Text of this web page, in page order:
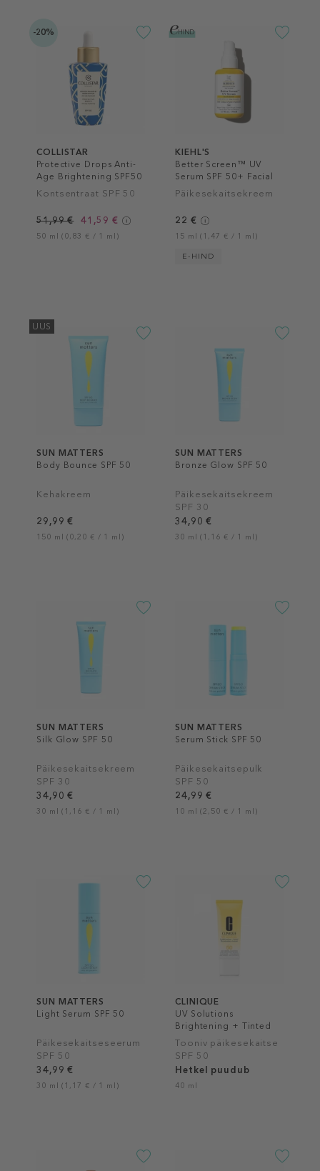
-20%
COLLISTAR
Protective Drops Anti-
Age Brightening SPF50
Kontsentraat SPF 50
51,99 € 41,59 €
50 ml (0,83 € / 1 ml)
KIEHL'S
Better Screen™ UV
Serum SPF 50+ Facial
Sunscreen
Päikesekaitsekreem
22 €
15 ml (1,47 € / 1 ml)
E-HIND
UUS
SUN MATTERS
Body Bounce SPF 50
Kehakreem
29,99 €
150 ml (0,20 € / 1 ml)
SUN MATTERS
Bronze Glow SPF 50
Päikesekaitsekreem
SPF 30
34,90 €
30 ml (1,16 € / 1 ml)
SUN MATTERS
Silk Glow SPF 50
Päikesekaitsekreem
SPF 30
34,90 €
30 ml (1,16 € / 1 ml)
SUN MATTERS
Serum Stick SPF 50
Päikesekaitsepulk
SPF 50
24,99 €
10 ml (2,50 € / 1 ml)
SUN MATTERS
Light Serum SPF 50
Päikesekaitseseerum
SPF 50
34,99 €
30 ml (1,17 € / 1 ml)
CLINIQUE
UV Solutions
Brightening + Tinted
Sunscreen SPF 50
Tooniv päikesekaitse
SPF 50
Hetkel puudub
40 ml